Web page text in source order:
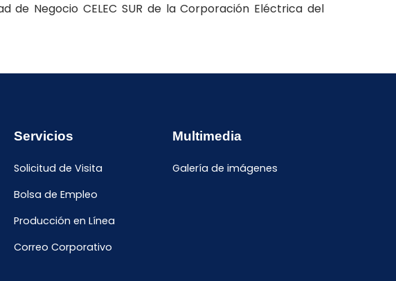
Negocio CELEC SUR de la Corporación Eléctrica del
Servicios
Solicitud de Visita
Bolsa de Empleo
Producción en Línea
Correo Corporativo
Multimedia
Galería de imágenes